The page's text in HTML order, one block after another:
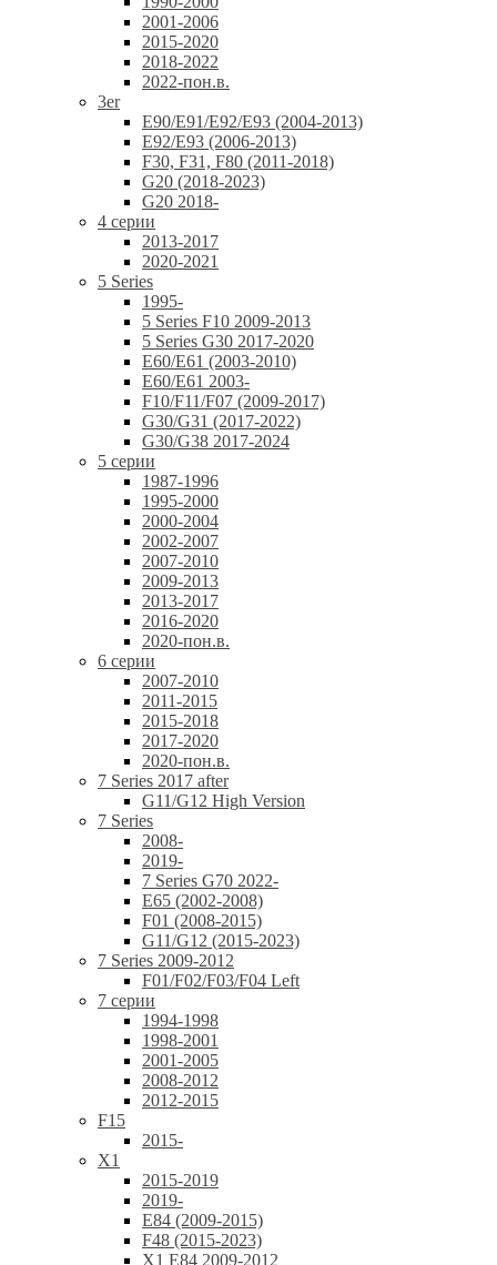
2001-2006
2015-2020
2018-2022
2022-пон.в.
3er
E90/E91/E92/E93 (2004-2013)
E92/E93 (2006-2013)
F30, F31, F80 (2011-2018)
G20 (2018-2023)
G20 2018-
4 серии
2013-2017
2020-2021
5 Series
1995-
5 Series F10 2009-2013
5 Series G30 2017-2020
E60/E61 (2003-2010)
E60/E61 2003-
F10/F11/F07 (2009-2017)
G30/G31 (2017-2022)
G30/G38 2017-2024
5 серии
1987-1996
1995-2000
2000-2004
2002-2007
2007-2010
2009-2013
2013-2017
2016-2020
2020-пон.в.
6 серии
2007-2010
2011-2015
2015-2018
2017-2020
2020-пон.в.
7 Series 2017 after
G11/G12 High Version
7 Series
2008-
2019-
7 Series G70 2022-
E65 (2002-2008)
F01 (2008-2015)
G11/G12 (2015-2023)
7 Series 2009-2012
F01/F02/F03/F04 Left
7 серии
1994-1998
1998-2001
2001-2005
2008-2012
2012-2015
F15
2015-
X1
2015-2019
2019-
E84 (2009-2015)
F48 (2015-2023)
X1 E84 2009-2012